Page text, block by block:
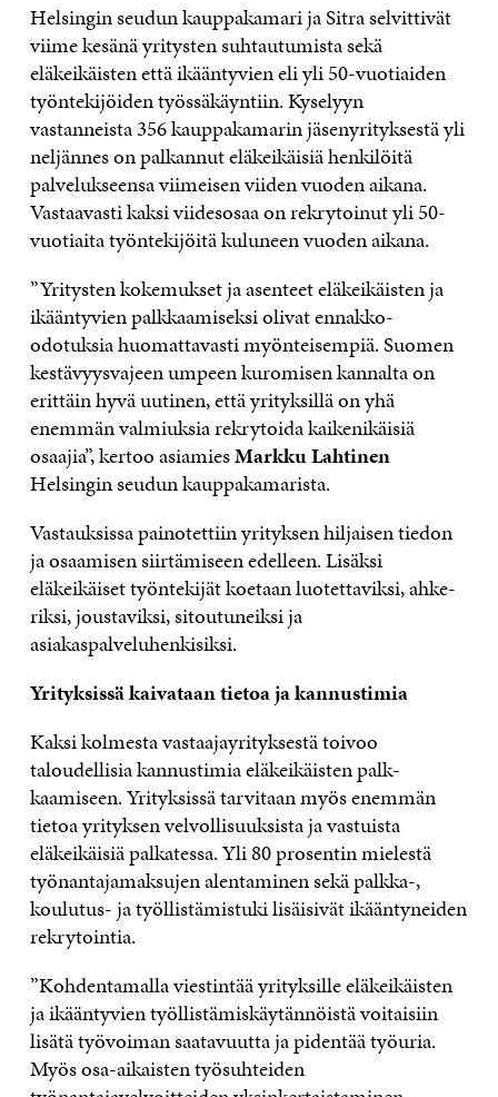
Helsingin seudun kauppakamari ja Sitra selvittivät
viime kesänä yritysten suhtautumista sekä
eläkeikäisten että ikääntyvien eli yli 50-vuotiaiden
työntekijöiden työssäkäyntiin. Kyselyyn
vastanneista 356 kauppakamarin jäsenyrityksestä yli
neljännes on palkannut eläkeikäisiä henkilöitä
palvelukseensa viimeisen viiden vuoden aikana.
Vastaavasti kaksi viidesosaa on rekrytoinut yli 50-
vuotiaita työntekijöitä kuluneen vuoden aikana.
”Yritysten kokemukset ja asenteet eläkeikäisten ja
ikääntyvien palkkaamiseksi olivat ennakko-
odotuksia huomattavasti myönteisempiä. Suomen
kestävyysvajeen umpeen kuromisen kannalta on
erittäin hyvä uutinen, että yrityksillä on yhä
enemmän valmiuksia rekrytoida kaikenikäisiä
osaajia”, kertoo asiamiesMarkku Lahtinen
Helsingin seudun kauppakamarista.
Vastauksissa painotettiin yrityksen hil­jaisen tiedon
ja osaamisen siirtämiseen edel­leen. Lisäksi
eläkeikäiset työntekijät koetaan luotettaviksi, ahke­
riksi, joustaviksi, sitoutuneiksi ja
asiakaspalveluhenkisiksi.
Yrityksissä kaivataan tietoa ja kannustimia
Kaksi kolmesta vastaajayrityksestä toivoo
taloudellisia kannustimia eläkeikäisten palk­
kaamiseen. Yrityksissä tarvitaan myös enemmän
tietoa yrityksen velvollisuuksista ja vastuista
eläkeikäisiä palkatessa. Yli 80 prosentin mielestä
työnantajamaksujen alentaminen sekä palkka-,
koulutus- ja työllistämistuki lisäisivät ikääntyneiden
rekrytointia.
”Kohdentamalla viestintää yrityksille eläkeikäisten
ja ikääntyvien työllistämiskäytännöistä voitaisiin
lisätä työvoiman saatavuutta ja pidentää työuria.
Myös osa-aikaisten työsuhteiden